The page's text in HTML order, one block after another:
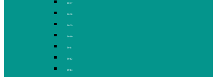
2007
2008
2009
2010
2011
2012
2013